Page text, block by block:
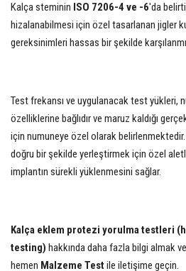
Kalça steminin ISO 7206-4 ve -6'da
hizalanabilmesi için özel tasarlanan jigler
gereksinimleri hassas bir şekilde
Test frekansı ve uygulanacak test yükleri,
özelliklerine bağlıdır ve maruz kaldığı
için numuneye özel olarak belirlenmektedir.
doğru bir şekilde yerleştirmek için özel
implantın sürekli yüklenmesini sağlar.
Kalça eklem protezi yorulma testleri
testing) hakkında daha fazla bilgi almak
hemen Malzeme Testile iletişime geçin.